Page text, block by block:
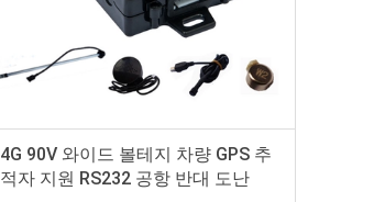
4G 90V 와이드 볼테지 차량 GPS 추
적자 지원 RS232 공항 반대 도난